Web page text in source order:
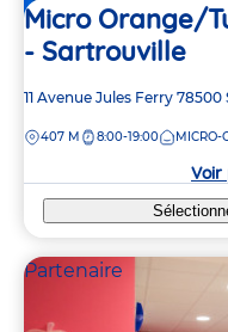
Micro Orange/
- Sartrouville
Adresse
la
11 Avenue Jules Ferry 78500
DISTANCE
407 M 8:00-19:00 MICRO-
Voir
Partenaire